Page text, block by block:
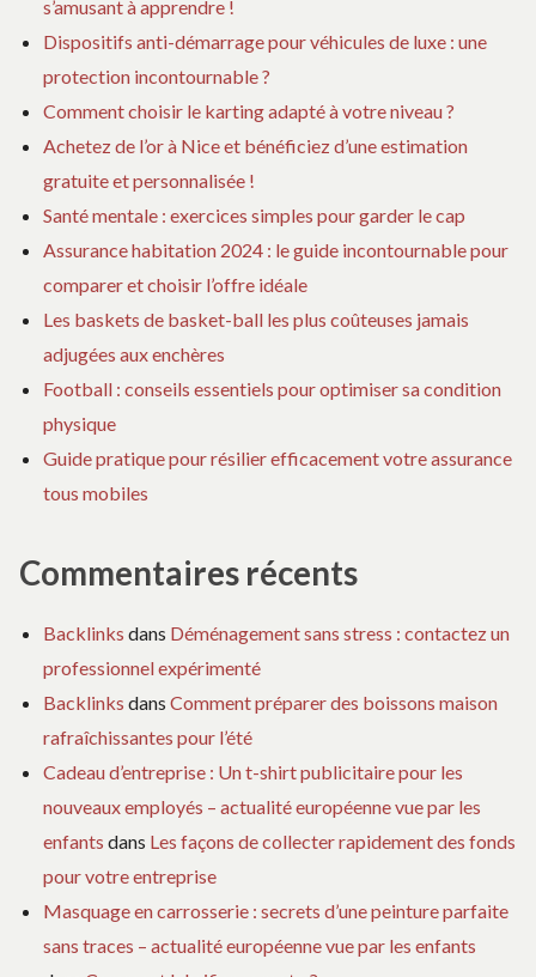
s’amusant à apprendre !
Dispositifs anti-démarrage pour véhicules de luxe : une
protection incontournable ?
Comment choisir le karting adapté à votre niveau ?
Achetez de l’or à Nice et bénéficiez d’une estimation
gratuite et personnalisée !
Santé mentale : exercices simples pour garder le cap
Assurance habitation 2024 : le guide incontournable pour
comparer et choisir l’offre idéale
Les baskets de basket-ball les plus coûteuses jamais
adjugées aux enchères
Football : conseils essentiels pour optimiser sa condition
physique
Guide pratique pour résilier efficacement votre assurance
tous mobiles
Commentaires récents
Backlinks dans Déménagement sans stress : contactez un
professionnel expérimenté
Backlinks dans Comment préparer des boissons maison
rafraîchissantes pour l’été
Cadeau d’entreprise : Un t-shirt publicitaire pour les
nouveaux employés – actualité européenne vue par les
enfants dans Les façons de collecter rapidement des fonds
pour votre entreprise
Masquage en carrosserie : secrets d’une peinture parfaite
sans traces – actualité européenne vue par les enfants